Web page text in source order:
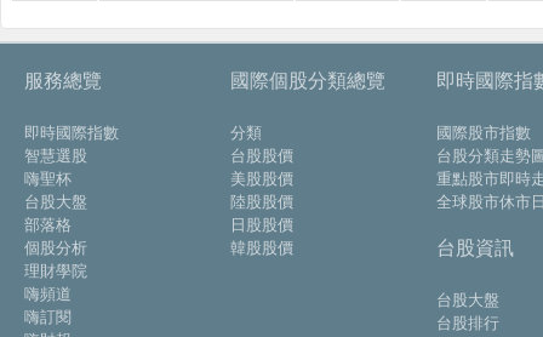
服務總覽
即時國際指數
智慧選股
嗨聖杯
台股大盤
部落格
個股分析
理財學院
嗨頻道
嗨訂閱
國際個股分類總覽
分類
台股股價
美股股價
陸股股價
日股股價
韓股股價
即時國際指
國際股市指數
台股分類走勢
重點股市即時
全球股市休市
台股資訊
台股大盤
台股排行